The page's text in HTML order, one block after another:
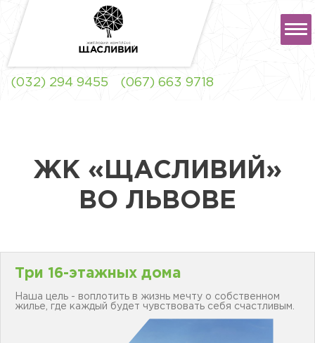
ЖК "ЩАСЛИВИЙ"
СОФИЕВСКАЯ
ЖК "ЩАСЛИВИЙ"
(032) 294 9455 (067) 663 9718
ЖК «ЩАСЛИВИЙ»
ВО ЛЬВОВЕ
Три 16-этажных дома
Наша цель - воплотить в жизнь мечту о собственном
жилье, где каждый будет чувствовать себя счастливым.